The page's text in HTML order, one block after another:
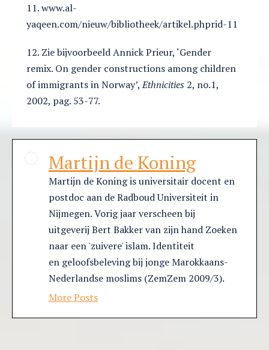
11. www.al-
yaqeen.com/nieuw/bibliotheek/artikel.phprid-11
12. Zie bijvoorbeeld Annick Prieur, ‘Gender
remix. On gender constructions among children
of immigrants in Norway’,Ethnicities 2, no.1,
2002, pag. 53-77.
Martijn de Koning
Martijn de Koning is universitair docent en
postdoc aan de Radboud Universiteit in
Nijmegen. Vorig jaar verscheen bij
uitgeverij Bert Bakker van zijn hand Zoeken
naar een 'zuivere' islam. Identiteit
en geloofsbeleving bij jonge Marokkaans-
Nederlandse moslims (ZemZem 2009/3).
More Posts